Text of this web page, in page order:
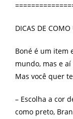
DICAS DE COMO
Boné é um item
mundo, mas e
Mas você quer
– Escolha a cor
como preto,